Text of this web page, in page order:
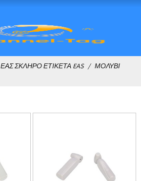
ΕΑΣ ΣΚΛΗΡΌ ΕΤΙΚΈΤΑ EAS
ΜΟΛΎΒΙ